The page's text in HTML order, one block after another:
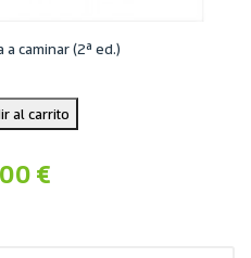
a caminar (2ª ed.)
al carrito
€